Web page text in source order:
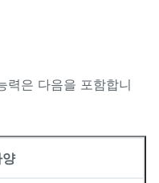
력은 다음을 포함합니